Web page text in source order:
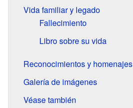
Vida familiar y legado
Fallecimiento
Libro sobre su vida
Reconocimientos y homenajes
Galería de imágenes
Véase también